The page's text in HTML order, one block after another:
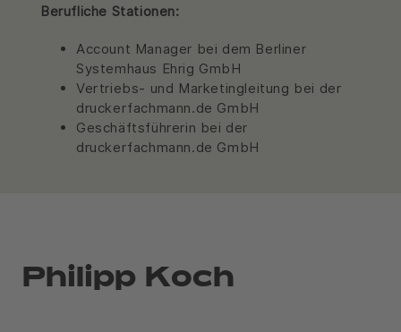
Berufliche Stationen:
Account Manager bei dem Berliner
Systemhaus Ehrig GmbH
Vertriebs- und Marketingleitung bei der
druckerfachmann.de GmbH
Geschäftsführerin bei der
druckerfachmann.de GmbH
Philipp Koch